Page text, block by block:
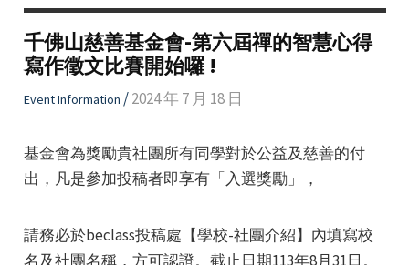
千佛山慈善基金會-第六屆禪的智慧心得
寫作徵文比賽開始囉 !
Event Information /2024 年 7 月 18 日
基金會為獎勵貴社團所有同學對於公益及慈善的付
出，凡是參加投稿者即享有「入選獎勵」，
請務必於beclass投稿處【學校-社團介紹】內填寫校
名及社團名稱，方可認證。截止日期113年8月31日。